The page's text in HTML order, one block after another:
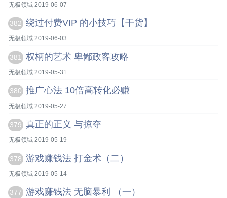
无极领域 2019-06-07
382 绕过付费VIP 的小技巧【干货】
无极领域 2019-06-03
381 权柄的艺术 卑鄙政客攻略
无极领域 2019-05-31
380 推广心法 10倍高转化必赚
无极领域 2019-05-27
379 真正的正义 与掠夺
无极领域 2019-05-19
378 游戏赚钱法 打金术（二）
无极领域 2019-05-14
377 游戏赚钱法 无脑暴利 （一）